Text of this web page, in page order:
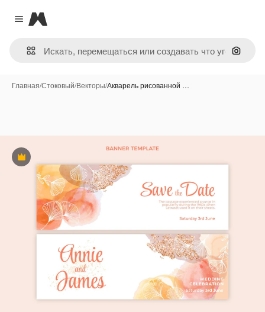
Close menu
Magnific
Поиск
Главная/Стоковый/Векторы/Акварель рисованной …
Премиум